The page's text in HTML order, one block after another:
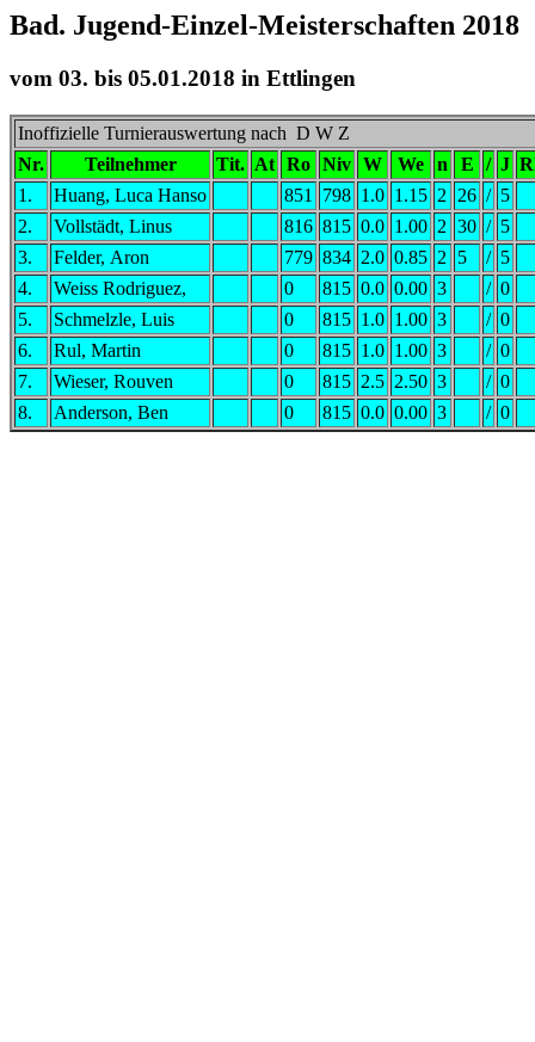
Bad. Jugend-Einzel-Meisterschaften
vom 03. bis 05.01.2018 in Ettlingen
Inoffizielle Turnierauswertung nach D W Z
Nr.
Teilnehmer Tit. At Ro Niv W We n E / J
1.
Huang, Luca Hanso 851 798 1.0 1.15 2 26 / 5
2.
Vollstädt, Linus 816 815 0.0 1.00 2 30 / 5
3.
Felder, Aron 779 834 2.0 0.85 2 5 / 5
4.
Weiss Rodriguez, 0 815 0.0 0.00 3 / 0
5.
Schmelzle, Luis 0 815 1.0 1.00 3 / 0
6.
Rul, Martin 0 815 1.0 1.00 3 / 0
7.
Wieser, Rouven 0 815 2.5 2.50 3 / 0
8.
Anderson, Ben 0 815 0.0 0.00 3 / 0